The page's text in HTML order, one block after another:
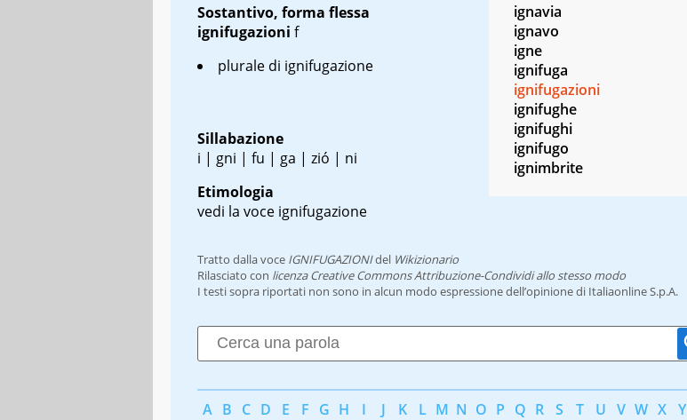
Sostantivo, forma flessa
ignifugazioni f
plurale di ignifugazione
Sillabazione
i | gni | fu | ga | zió | ni
Etimologia
vedi la voce ignifugazione
ignavia
ignavo
igne
ignifuga
ignifugazioni
ignifughe
ignifughi
ignifugo
ignimbrite
Tratto dalla voce IGNIFUGAZIONIdel Wikizionario
Rilasciato con licenza Creative Commons Attribuzione-Condividi allo stesso modo
I testi sopra riportati non sono in alcun modo espressione dell’opinione di Italiaonline S.p.A.
A B C D E F G H I J K L M N O P Q R S T U V W X Y